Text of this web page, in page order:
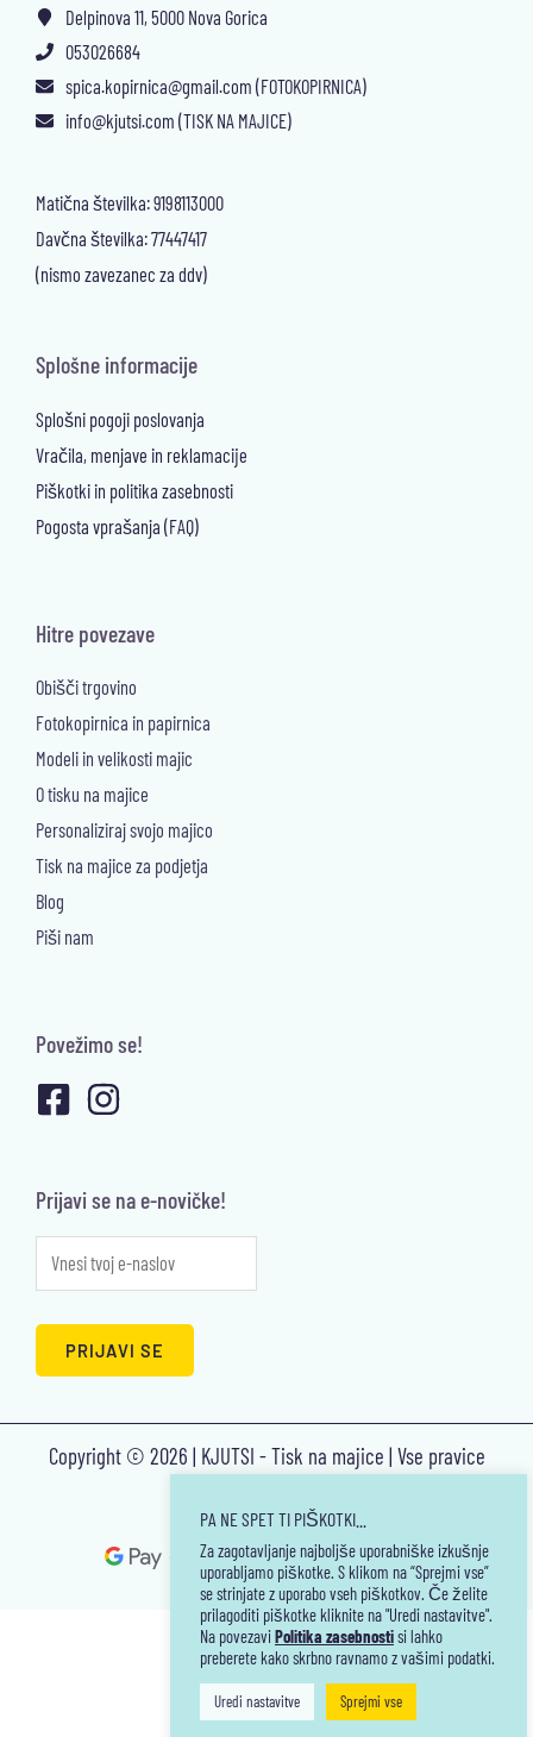
Delpinova 11, 5000 Nova Gorica
053026684
spica.kopirnica@gmail.com (FOTOKOPIRNICA)
info@kjutsi.com (TISK NA MAJICE)
Matična številka: 9198113000
Davčna številka: 77447417
(nismo zavezanec za ddv)
Splošne informacije
Splošni pogoji poslovanja
Vračila, menjave in reklamacije
Piškotki in politika zasebnosti
Pogosta vprašanja (FAQ)
Hitre povezave
Obišči trgovino
Fotokopirnica in papirnica
Modeli in velikosti majic
O tisku na majice
Personaliziraj svojo majico
Tisk na majice za podjetja
Blog
Piši nam
Povežimo se!
Prijavi se na e-novičke!
Copyright © 2026 | KJUTSI - Tisk na majice | Vse pravice
PA NE SPET TI PIŠKOTKI...
Za zagotavljanje najboljše uporabniške izkušnje
uporabljamo piškotke. S klikom na “Sprejmi vse”
se strinjate z uporabo vseh piškotkov. Če želite
prilagoditi piškotke kliknite na "Uredi nastavitve".
Na povezaviPolitika zasebnostisi lahko
preberete kako skrbno ravnamo z vašimi podatki.
Uredi nastavitve Sprejmi vse